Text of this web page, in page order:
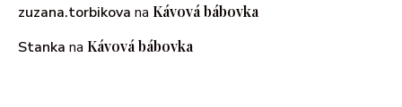
zuzana.torbikova na Kávová bábovka
Stanka na Kávová bábovka